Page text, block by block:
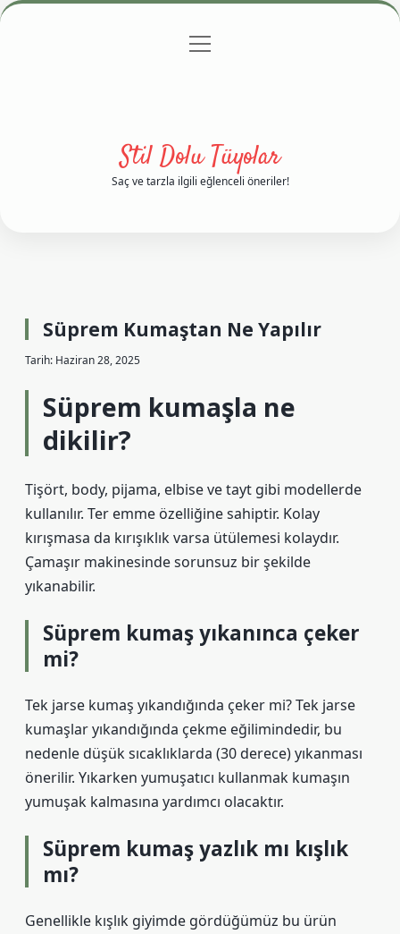
Gizlilik Politikası
menüyü
Stil Dolu Tüyolar
Saç ve tarzla ilgili eğlenceli öneriler!
Süprem Kumaştan Ne Yapılır
Tarih: Haziran 28, 2025
Süprem kumaşla ne
dikilir?
Tişört, body, pijama, elbise ve tayt gibi modellerde
kullanılır. Ter emme özelliğine sahiptir. Kolay
kırışmasa da kırışıklık varsa ütülemesi kolaydır.
Çamaşır makinesinde sorunsuz bir şekilde
yıkanabilir.
Süprem kumaş yıkanınca çeker
mi?
Tek jarse kumaş yıkandığında çeker mi? Tek jarse
kumaşlar yıkandığında çekme eğilimindedir, bu
nedenle düşük sıcaklıklarda (30 derece) yıkanması
önerilir. Yıkarken yumuşatıcı kullanmak kumaşın
yumuşak kalmasına yardımcı olacaktır.
Süprem kumaş yazlık mı kışlık
mı?
Genellikle kışlık giyimde gördüğümüz bu ürün